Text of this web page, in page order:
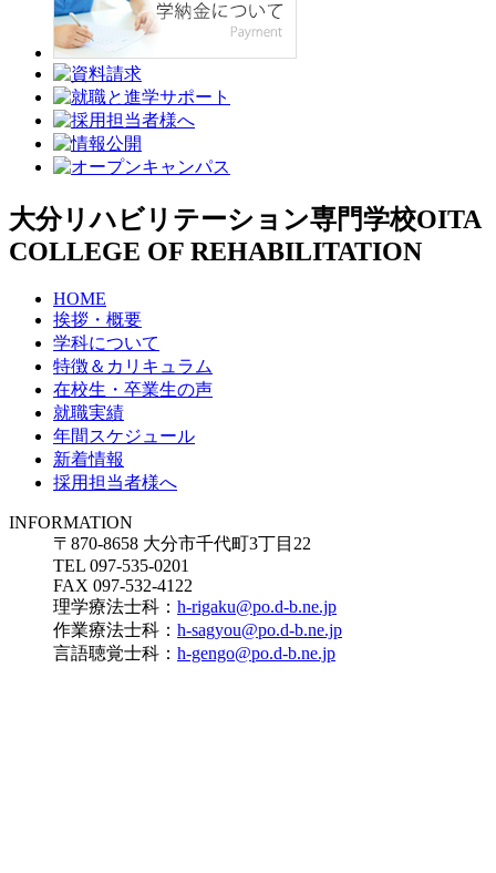
大分リハビリテーション専門学校OITA
COLLEGE OF REHABILITATION
HOME
挨拶・概要
学科について
特徴＆カリキュラム
在校生・卒業生の声
就職実績
年間スケジュール
新着情報
採用担当者様へ
INFORMATION
〒870-8658 大分市千代町3丁目22
TEL 097-535-0201
FAX 097-532-4122
理学療法士科： h-rigaku@po.d-b.ne.jp
作業療法士科： h-sagyou@po.d-b.ne.jp
言語聴覚士科： h-gengo@po.d-b.ne.jp